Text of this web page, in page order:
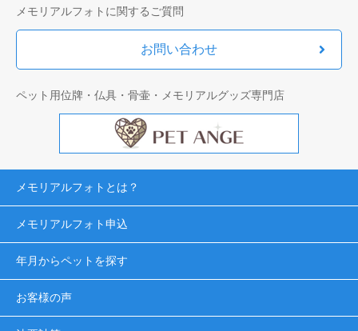
メモリアルフォトに関するご質問
お問い合わせ
ペット用位牌・仏具・骨壷・メモリアルグッズ専門店
メモリアルフォトとは？
メモリアルフォト申込
年月からペットを探す
お客様の声